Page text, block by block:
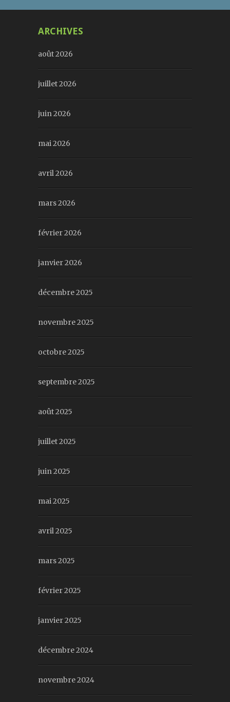
ARCHIVES
août 2026
juillet 2026
juin 2026
mai 2026
avril 2026
mars 2026
février 2026
janvier 2026
décembre 2025
novembre 2025
octobre 2025
septembre 2025
août 2025
juillet 2025
juin 2025
mai 2025
avril 2025
mars 2025
février 2025
janvier 2025
décembre 2024
novembre 2024